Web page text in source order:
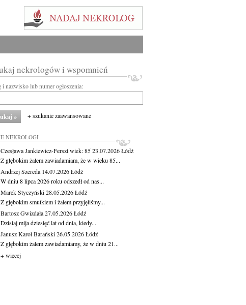
nekrologów i wspomnień
i nazwisko lub numer ogłoszenia:
+ szukanie zaawansowane
NEKROLOGI
Czesława Jankiewicz-Fersztwiek: 8523.07.2026Łódź
Z głębokim żalem zawiadamiam, że w wieku 85...
Andrzej Szereda 14.07.2026Łódź
W dniu 8 lipca 2026 roku odszedł od nas...
Marek Styczyński28.05.2026Łódź
Z głębokim smutkiem i żalem przyjęliśmy...
Bartosz Gwizdała27.05.2026Łódź
Dzisiaj mija dziesięć lat od dnia, kiedy...
Janusz Karol Barański26.05.2026Łódź
Z głębokim żalem zawiadamiamy, że w dniu 21...
+ więcej